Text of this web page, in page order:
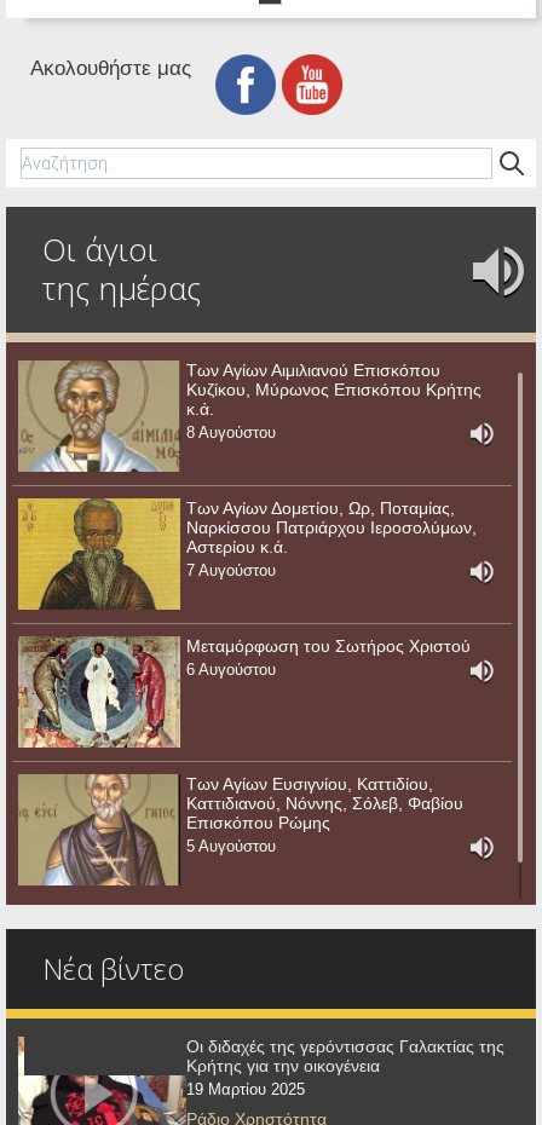
Ακολουθήστε μας
Οι άγιοι
της ημέρας
Των Αγίων Αιμιλιανού Επισκόπου
Κυζίκου, Μύρωνος Επισκόπου Κρήτης
κ.ά.
8 Αυγούστου
Των Αγίων Δομετίου, Ωρ, Ποταμίας,
Ναρκίσσου Πατριάρχου Ιεροσολύμων,
Αστερίου κ.ά.
7 Αυγούστου
Μεταμόρφωση του Σωτήρος Χριστού
6 Αυγούστου
Των Αγίων Ευσιγνίου, Καττιδίου,
Καττιδιανού, Νόννης, Σόλεβ, Φαβίου
Επισκόπου Ρώμης
5 Αυγούστου
Νέα βίντεο
Οι διδαχές της γερόντισσας Γαλακτίας της
Κρήτης για την οικογένεια
19 Μαρτίου 2025
Ράδιο Χρηστότητα